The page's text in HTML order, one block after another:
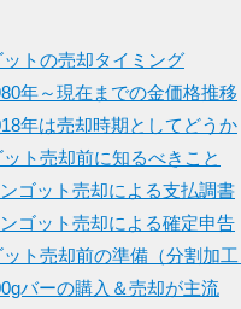
トの売却タイミング
年～現在までの金価格推移
年は売却時期としてどうか
ト売却前に知るべきこと
ゴット売却による支払調書
ゴット売却による確定申告
ト売却前の準備（分割加工
バーの購入＆売却が主流